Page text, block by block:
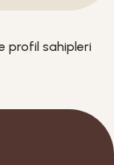
profil sahipleri